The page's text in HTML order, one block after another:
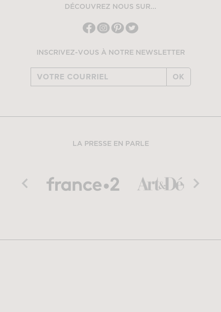
DÉCOUVREZ NOUS SUR...
INSCRIVEZ-VOUS À NOTRE NEWSLETTER
OK
LA PRESSE EN PARLE